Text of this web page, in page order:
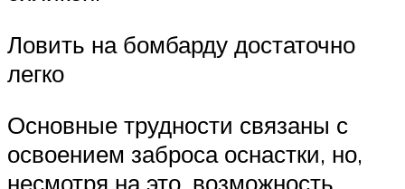
Ловить на бомбарду достаточно
легко
Основные трудности связаны с
освоением заброса оснастки, но,
несмотря на это, возможность